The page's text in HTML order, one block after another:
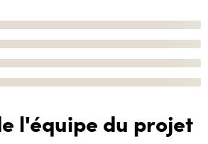
l'équipe du projet